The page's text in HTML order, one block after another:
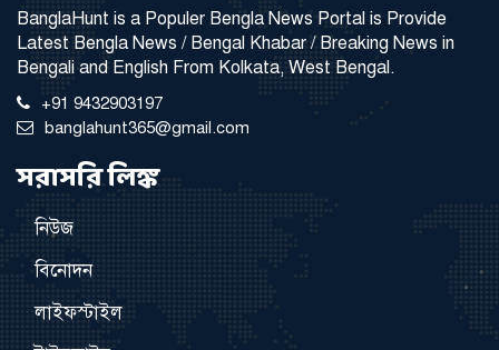
BanglaHunt is a Populer Bengla News Portal is Provide
Latest Bengla News / Bengal Khabar / Breaking News in
Bengali and English From Kolkata, West Bengal.
+91 9432903197
banglahunt365@gmail.com
সরাসরি লিঙ্ক
নিউজ
বিনোদন
লাইফস্টাইল